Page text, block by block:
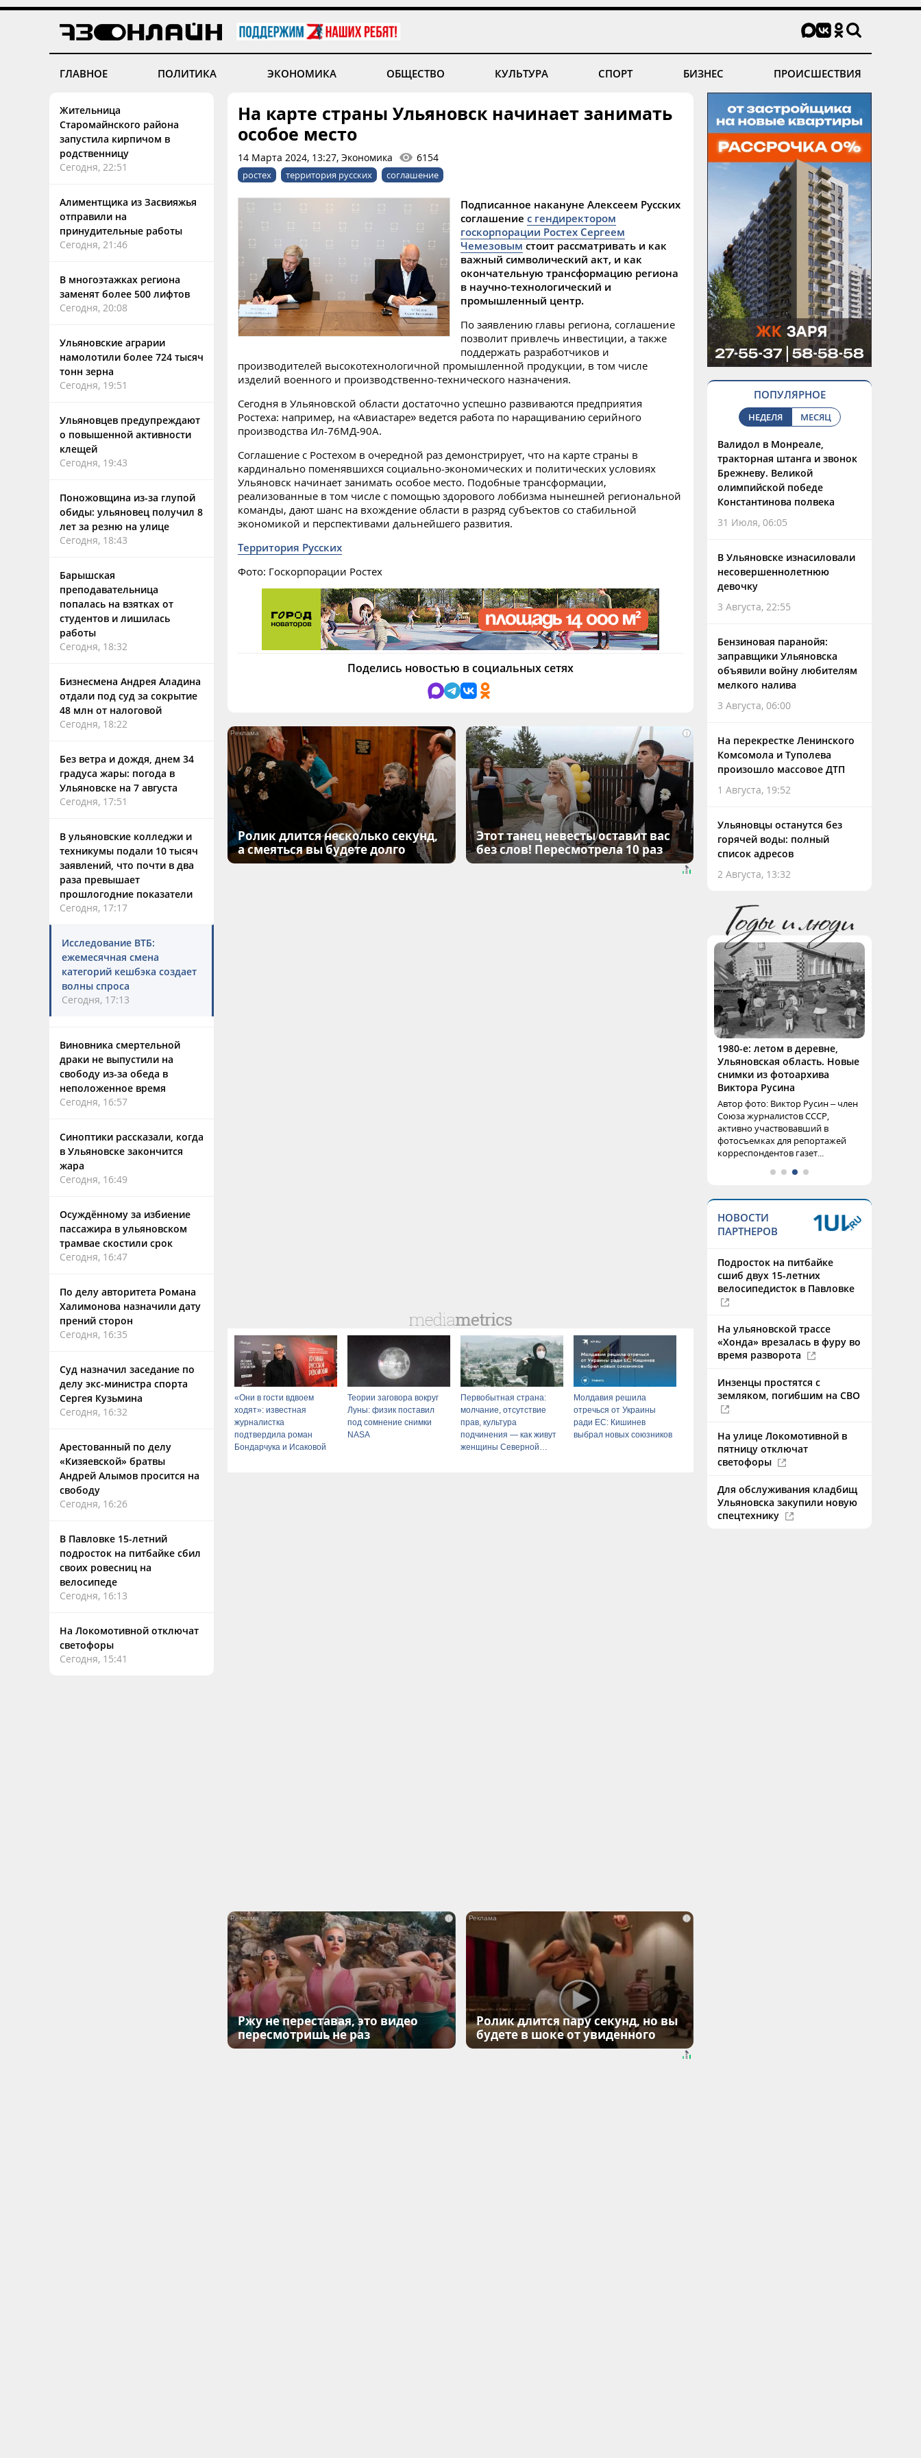
ГЛАВНОЕ ПОЛИТИКА ЭКОНОМИКА ОБЩЕСТВО КУЛЬТУРА СПОРТ БИЗНЕС ПРОИСШЕСТВИЯ
Жительница
Старомайнского района
запустила кирпичом в
родственницу
Сегодня, 22:51
Алиментщика из Засвияжья
отправили на
принудительные работы
Сегодня, 21:46
В многоэтажках региона
заменят более 500 лифтов
Сегодня, 20:08
Ульяновские аграрии
намолотили более 724 тысяч
тонн зерна
Сегодня, 19:51
Ульяновцев предупреждают
о повышенной активности
клещей
Сегодня, 19:43
Поножовщина из-за глупой
обиды: ульяновец получил 8
лет за резню на улице
Сегодня, 18:43
Барышская
преподавательница
попалась на взятках от
студентов и лишилась
работы
Сегодня, 18:32
Бизнесмена Андрея Аладина
отдали под суд за сокрытие
48 млн от налоговой
Сегодня, 18:22
Без ветра и дождя, днем 34
градуса жары: погода в
Ульяновске на 7 августа
Сегодня, 17:51
В ульяновские колледжи и
техникумы подали 10 тысяч
заявлений, что почти в два
раза превышает
прошлогодние показатели
Сегодня, 17:17
Исследование ВТБ:
ежемесячная смена
категорий кешбэка создает
волны спроса
Сегодня, 17:13
Виновника смертельной
драки не выпустили на
свободу из-за обеда в
неположенное время
Сегодня, 16:57
Синоптики рассказали, когда
в Ульяновске закончится
жара
Сегодня, 16:49
Осуждённому за избиение
пассажира в ульяновском
трамвае скостили срок
Сегодня, 16:47
По делу авторитета Романа
Халимонова назначили дату
прений сторон
Сегодня, 16:35
Суд назначил заседание по
делу экс-министра спорта
Сергея Кузьмина
Сегодня, 16:32
Арестованный по делу
«Кизяевской» братвы
Андрей Алымов просится на
свободу
Сегодня, 16:26
В Павловке 15-летний
подросток на питбайке сбил
своих ровесниц на
велосипеде
Сегодня, 16:13
На Локомотивной отключат
светофоры
Сегодня, 15:41
На карте страны Ульяновск начинает занимать
особое место
14 Марта 2024, 13:27, Экономика 6154
ростех территория русских соглашение
Подписанное накануне Алексеем Русских
соглашение с гендиректором
госкорпорации Ростех Сергеем
Чемезовым стоит рассматривать и как
важный символический акт, и как
окончательную трансформацию региона
в научно-технологический и
промышленный центр.
По заявлению главы региона, соглашение
позволит привлечь инвестиции, а также
поддержать разработчиков и
производителей высокотехнологичной промышленной продукции, в том числе
изделий военного и производственно-технического назначения.
Сегодня в Ульяновской области достаточно успешно развиваются предприятия
Ростеха: например, на «Авиастаре» ведется работа по наращиванию серийного
производства Ил-76МД-90А.
Соглашение с Ростехом в очередной раз демонстрирует, что на карте страны в
кардинально поменявшихся социально-экономических и политических условиях
Ульяновск начинает занимать особое место. Подобные трансформации,
реализованные в том числе с помощью здорового лоббизма нынешней региональной
команды, дают шанс на вхождение области в разряд субъектов со стабильной
экономикой и перспективами дальнейшего развития.
Территория Русских
Фото: Госкорпорации Ростех
Поделись новостью в социальных сетях
i
Ролик длится несколько секунд,
а смеяться вы будете долго
i
Этот танец невесты оставит вас
без слов! Пересмотрела 10 раз
«Они в гости вдвоем
ходят»: известная
журналистка
подтвердила роман
Бондарчука и Исаковой
Теории заговора вокруг
Луны: физик поставил
под сомнение снимки
NASA
Первобытная страна:
молчание, отсутствие
прав, культура
подчинения — как живут
женщины Северной
Молдавия решила
отречься от Украины
ради ЕС: Кишинев
выбрал новых союзников
i
Ржу не переставая, это видео
пересмотришь не раз
i
Ролик длится пару секунд, но вы
будете в шоке от увиденного
ПОПУЛЯРНОЕ
НЕДЕЛЯ МЕСЯЦ
Валидол в Монреале,
тракторная штанга и звонок
Брежневу. Великой
олимпийской победе
Константинова полвека
31 Июля, 06:05
В Ульяновске изнасиловали
несовершеннолетнюю
девочку
3 Августа, 22:55
Бензиновая паранойя:
заправщики Ульяновска
объявили войну любителям
мелкого налива
3 Августа, 06:00
На перекрестке Ленинского
Комсомола и Туполева
произошло массовое ДТП
1 Августа, 19:52
Ульяновцы останутся без
горячей воды: полный
список адресов
2 Августа, 13:32
1980-е: летом в деревне,
Ульяновская область. Новые
снимки из фотоархива
Виктора Русина
Автор фото: Виктор Русин – член
Союза журналистов СССР,
активно участвовавший в
фотосъемках для репортажей
корреспондентов газет...
НОВОСТИ
ПАРТНЕРОВ
Подросток на питбайке
сшиб двух 15-летних
велосипедисток в Павловке
На ульяновской трассе
«Хонда» врезалась в фуру во
время разворота
Инзенцы простятся с
земляком, погибшим на СВО
На улице Локомотивной в
пятницу отключат
светофоры
Для обслуживания кладбищ
Ульяновска закупили новую
спецтехнику